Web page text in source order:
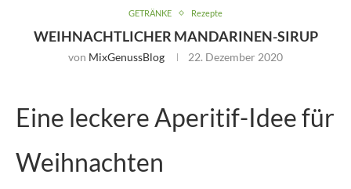
GETRÄNKE Rezepte
WEIHNACHTLICHER MANDARINEN-SIRUP
von MixGenussBlog 22. Dezember 2020
Eine leckere Aperitif-Idee für
Weihnachten